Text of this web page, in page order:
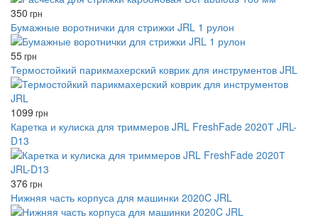
350 грн
Бумажные воротнички для стрижки JRL 1 рулон
55грн
Термостойкий парикмахерский коврик для инструментов JRL
1099 грн
Каретка и кулиска для триммеров JRL FreshFade 2020Т JRL-
D13
376 грн
Нижняя часть корпуса для машинки 2020C JRL